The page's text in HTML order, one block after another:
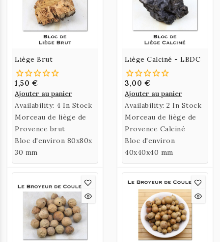
Liège Brut
1,50 €
Ajouter au panier
Availability: 4 In Stock
Morceau de liège de
Provence brut
Bloc d'environ 80x80x
30 mm
Liège Calciné - LBDC
3,00 €
Ajouter au panier
Availability: 2 In Stock
Morceau de liège de
Provence Calciné
Bloc d'environ
40x40x40 mm